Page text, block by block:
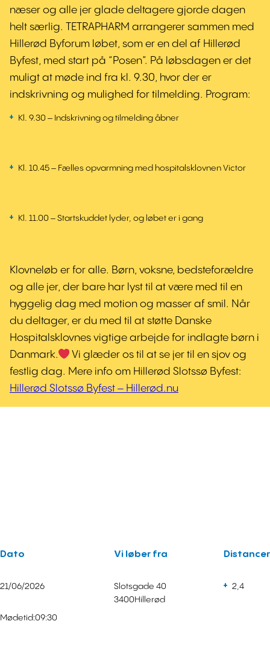
næser og alle jer glade deltagere gjorde dagen
helt særlig. TETRAPHARM arrangerer sammen med
Hillerød Byforum løbet, som er en del af Hillerød
Byfest, med start på “Posen”. På løbsdagen er det
muligt at møde ind fra kl. 9.30, hvor der er
indskrivning og mulighed for tilmelding. Program:
Kl. 9.30 – Indskrivning og tilmelding åbner
Kl. 10.45 – Fælles opvarmning med hospitalsklovnen Victor
Kl. 11.00 – Startskuddet lyder, og løbet er i gang
Klovneløb er for alle. Børn, voksne, bedsteforældre
og alle jer, der bare har lyst til at være med til en
hyggelig dag med motion og masser af smil. Når
du deltager, er du med til at støtte Danske
Hospitalsklovnes vigtige arbejde for indlagte børn i
Danmark.
Vi glæder os til at se jer til en sjov og
festlig dag. Mere info om Hillerød Slotssø Byfest:
Hillerød Slotssø Byfest – Hillerød.nu
Dato
21/06/2026
Mødetid:09:30
Vi løber fra
Slotsgade 40
3400Hillerød
Distancer
2,4